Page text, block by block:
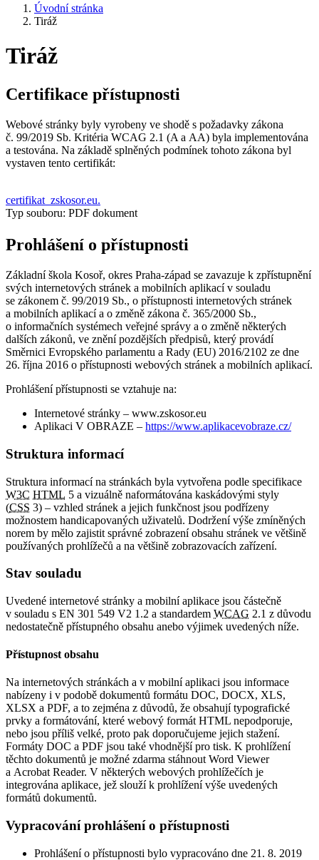
Úvodní stránka
Tiráž
Tiráž
Certifikace přístupnosti
Webové stránky byly vyrobeny ve shodě s požadavky zákona
č. 99/2019 Sb. Kritéria WCAG 2.1 (A a AA) byla implementována
a testována. Na základě splněných podmínek tohoto zákona byl
vystaven tento certifikát:
certifikat_zskosor.eu.
Typ souboru: PDF dokument
Prohlášení o přístupnosti
Základní škola Kosoř, okres Praha-západ se zavazuje k zpřístupnění
svých internetových stránek a mobilních aplikací v souladu
se zákonem č. 99/2019 Sb., o přístupnosti internetových stránek
a mobilních aplikací a o změně zákona č. 365/2000 Sb.,
o informačních systémech veřejné správy a o změně některých
dalších zákonů, ve znění pozdějších předpisů, který provádí
Směrnici Evropského parlamentu a Rady (EU) 2016/2102 ze dne
26. října 2016 o přístupnosti webových stránek a mobilních aplikací.
Prohlášení přístupnosti se vztahuje na:
Internetové stránky – www.zskosor.eu
Aplikaci V OBRAZE – https://www.aplikacevobraze.cz/
Struktura informací
Struktura informací na stránkách byla vytvořena podle specifikace
W3C HTML 5 a vizuálně naformátována kaskádovými styly
(CSS 3) – vzhled stránek a jejich funkčnost jsou podřízeny
možnostem handicapovaných uživatelů. Dodržení výše zmíněných
norem by mělo zajistit správné zobrazení obsahu stránek ve většině
používaných prohlížečů a na většině zobrazovacích zařízení.
Stav souladu
Uvedené internetové stránky a mobilní aplikace jsou částečně
v souladu s EN 301 549 V2 1.2 a standardem WCAG 2.1 z důvodu
nedostatečně přístupného obsahu anebo výjimek uvedených níže.
Přístupnost obsahu
Na internetových stránkách a v mobilní aplikaci jsou informace
nabízeny i v podobě dokumentů formátu DOC, DOCX, XLS,
XLSX a PDF, a to zejména z důvodů, že obsahují typografické
prvky a formátování, které webový formát HTML nepodporuje,
nebo jsou příliš velké, proto pak doporučujeme jejich stažení.
Formáty DOC a PDF jsou také vhodnější pro tisk. K prohlížení
těchto dokumentů je možné zdarma stáhnout Word Viewer
a Acrobat Reader. V některých webových prohlížečích je
integrována aplikace, jež slouží k prohlížení výše uvedených
formátů dokumentů.
Vypracování prohlášení o přístupnosti
Prohlášení o přístupnosti bylo vypracováno dne 21. 8. 2019